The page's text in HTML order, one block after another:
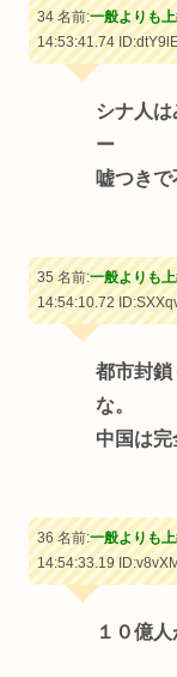
34 名前:一般よりも
14:53:41.74
シナ人
ー
嘘つき
35 名前:一般よりも
14:54:10.72
都市封鎖
な。
中国は完
36 名前:一般よりも
14:54:33.19
１０億